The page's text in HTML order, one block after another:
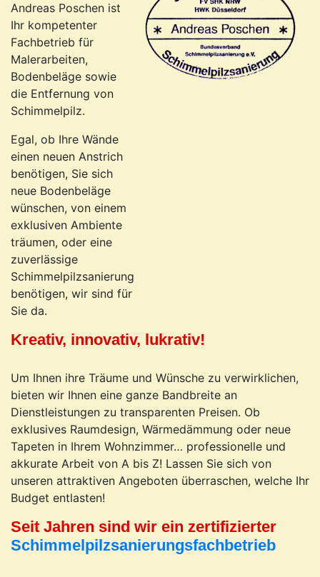
Andreas Poschen ist
Ihr kompetenter
Fachbetrieb für
Malerarbeiten,
Bodenbeläge sowie
die Entfernung von
Schimmelpilz.
Egal, ob Ihre Wände
einen neuen Anstrich
benötigen, Sie sich
neue Bodenbeläge
wünschen, von einem
exklusiven Ambiente
träumen, oder eine
zuverlässige
Schimmelpilzsanierung
benötigen, wir sind für
Sie da.
Kreativ, innovativ, lukrativ!
Um Ihnen ihre Träume und Wünsche zu verwirklichen,
bieten wir Ihnen eine ganze Bandbreite an
Dienstleistungen zu transparenten Preisen. Ob
exklusives Raumdesign, Wärmedämmung oder neue
Tapeten in Ihrem Wohnzimmer… professionelle und
akkurate Arbeit von A bis Z! Lassen Sie sich von
unseren attraktiven Angeboten überraschen, welche Ihr
Budget entlasten!
Seit Jahren sind wir ein zertifizierter
Schimmelpilzsanierungsfachbetrieb